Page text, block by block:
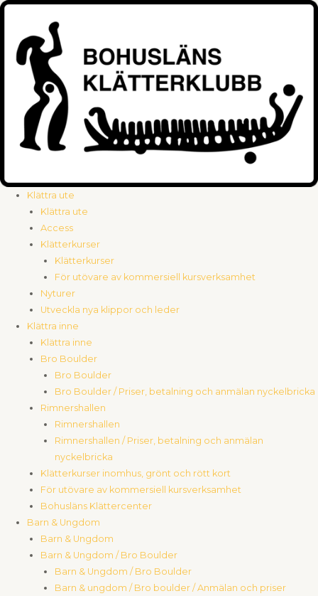
Hoppa
innehåll
Klättra ute
Klättra ute
Access
Klätterkurser
Klätterkurser
För utövare av kommersiell kursverksamhet
Nyturer
Utveckla nya klippor och leder
Klättra inne
Klättra inne
Bro Boulder
Bro Boulder
Bro Boulder / Priser, betalning och anmälan nyckelbricka
Rimnershallen
Rimnershallen
Rimnershallen / Priser, betalning och anmälan
nyckelbricka
Klätterkurser inomhus, grönt och rött kort
För utövare av kommersiell kursverksamhet
Bohusläns Klättercenter
Barn & Ungdom
Barn & Ungdom
Barn & Ungdom / Bro Boulder
Barn & Ungdom / Bro Boulder
Barn & ungdom / Bro boulder / Anmälan och priser